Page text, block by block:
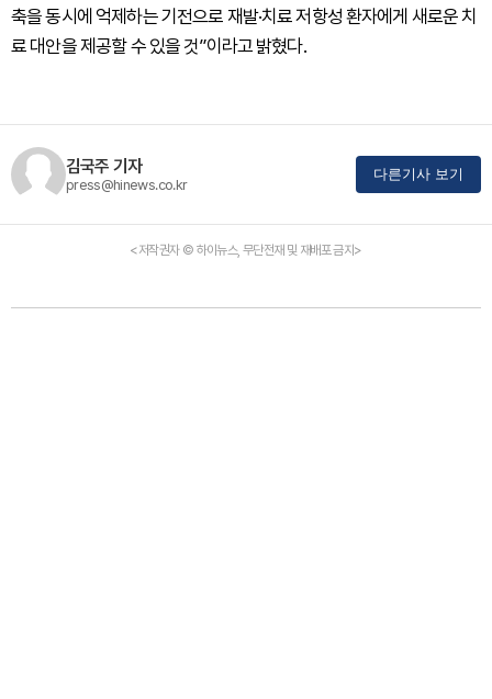
축을 동시에 억제하는 기전으로 재발·치료 저항성 환자에게 새로운 치
료 대안을 제공할 수 있을 것”이라고 밝혔다.
김국주 기자
press@hinews.co.kr
다른기사 보기
<저작권자 © 하이뉴스, 무단전재 및 재배포 금지>